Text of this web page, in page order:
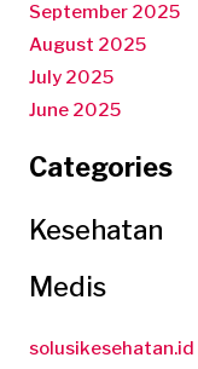
September 2025
August 2025
July 2025
June 2025
Categories
Kesehatan
Medis
solusikesehatan.id